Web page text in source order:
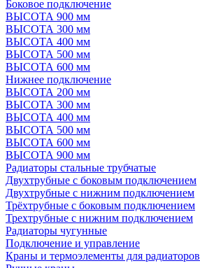
Боковое подключение
ВЫСОТА 900 мм
ВЫСОТА 300 мм
ВЫСОТА 400 мм
ВЫСОТА 500 мм
ВЫСОТА 600 мм
Нижнее подключение
ВЫСОТА 200 мм
ВЫСОТА 300 мм
ВЫСОТА 400 мм
ВЫСОТА 500 мм
ВЫСОТА 600 мм
ВЫСОТА 900 мм
Радиаторы стальные трубчатые
Двухтрубные с боковым подключением
Двухтрубные с нижним подключением
Трёхтрубные с боковым подключением
Трехтрубные с нижним подключением
Радиаторы чугунные
Подключение и управление
Краны и термоэлементы для радиаторов